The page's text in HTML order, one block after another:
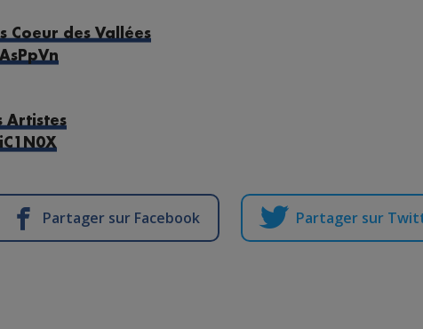
Coeur des Vallées
Artistes
Partager sur Facebook Partager sur